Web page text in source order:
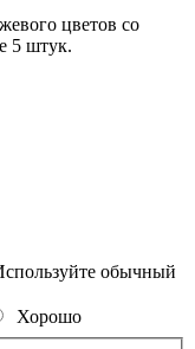
цветов со
5 штук.
обычный
Хорошо